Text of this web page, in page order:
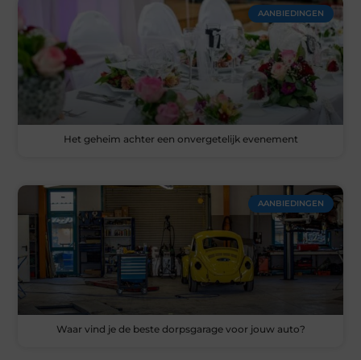
AANBIEDINGEN
Het geheim achter een onvergetelijk evenement
AANBIEDINGEN
Waar vind je de beste dorpsgarage voor jouw auto?